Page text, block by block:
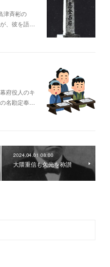
津斉彬の
、彼を語…
府役人のキ
名勘定奉…
2024.04.01 08:00
大隈重信も久光を称讃